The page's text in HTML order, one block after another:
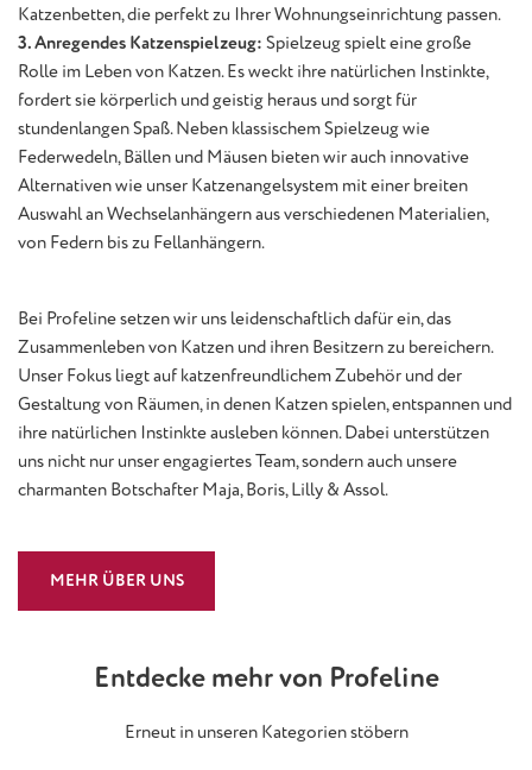
Katzenbetten, die perfekt zu Ihrer Wohnungseinrichtung passen.
3. Anregendes Katzenspielzeug: Spielzeug spielt eine große
Rolle im Leben von Katzen. Es weckt ihre natürlichen Instinkte,
fordert sie körperlich und geistig heraus und sorgt für
stundenlangen Spaß. Neben klassischem Spielzeug wie
Federwedeln, Bällen und Mäusen bieten wir auch innovative
Alternativen wie unser Katzenangelsystem mit einer breiten
Auswahl an Wechselanhängern aus verschiedenen Materialien,
von Federn bis zu Fellanhängern.
Bei Profeline setzen wir uns leidenschaftlich dafür ein, das
Zusammenleben von Katzen und ihren Besitzern zu bereichern.
Unser Fokus liegt auf katzenfreundlichem Zubehör und der
Gestaltung von Räumen, in denen Katzen spielen, entspannen und
ihre natürlichen Instinkte ausleben können. Dabei unterstützen
uns nicht nur unser engagiertes Team, sondern auch unsere
charmanten Botschafter Maja, Boris, Lilly & Assol.
MEHR ÜBER UNS
Entdecke mehr von Profeline
Erneut in unseren Kategorien stöbern